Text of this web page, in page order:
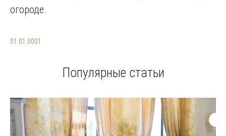
огороде.
01.01.0001
Популярные статьи